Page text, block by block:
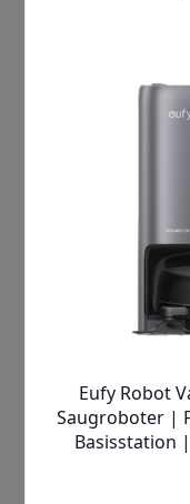
Was den
Mop™
pro
mühelos
gleichzeitig
Mopp